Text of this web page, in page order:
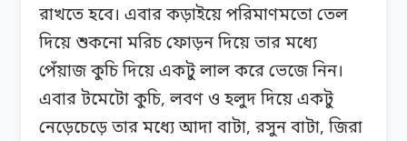
রাখতে হবে। এবার কড়াইয়ে পরিমাণমতো তেল
দিয়ে শুকনো মরিচ ফোড়ন দিয়ে তার মধ্যে
পেঁয়াজ কুচি দিয়ে একটু লাল করে ভেজে নিন।
এবার টমেটো কুচি, লবণ ও হলুদ দিয়ে একটু
নেড়েচেড়ে তার মধ্যে আদা বাটা, রসুন বাটা, জিরা